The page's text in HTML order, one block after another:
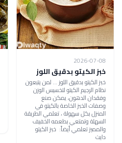
2026-07-08
خبز الكيتو بدقيق اللوز
خبز الكيتو بدقيق اللوز ... لمن يتبعون
نظام الرجيم الكيتو لتخسيس الوزن
وفقدان الدهون، يمكن صنع
وصفات الخبز الخاصة بالكيتو في
المنزل بكل سهولة ، تعلمي الطريقة
السهلة وتمتعي بطعمه الخفيف
والمميز تعلمي أيضاً: خبز الكيتو
دايت